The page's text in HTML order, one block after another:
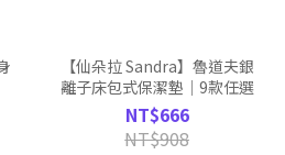
【仙朵拉 Sandra】魯道夫銀
離子床包式保潔墊｜9款任選
NT$666
NT$908